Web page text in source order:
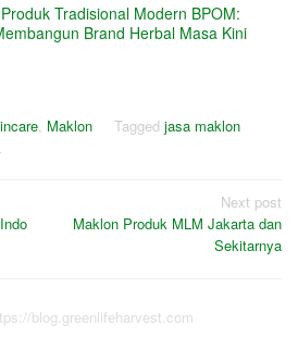
Tradisional Modern BPOM:
Brand Herbal Masa Kini
Maklon Tagged jasa maklon
Next post
Maklon Produk MLM Jakarta dan
Sekitarnya
blog.greenlifeharvest.com